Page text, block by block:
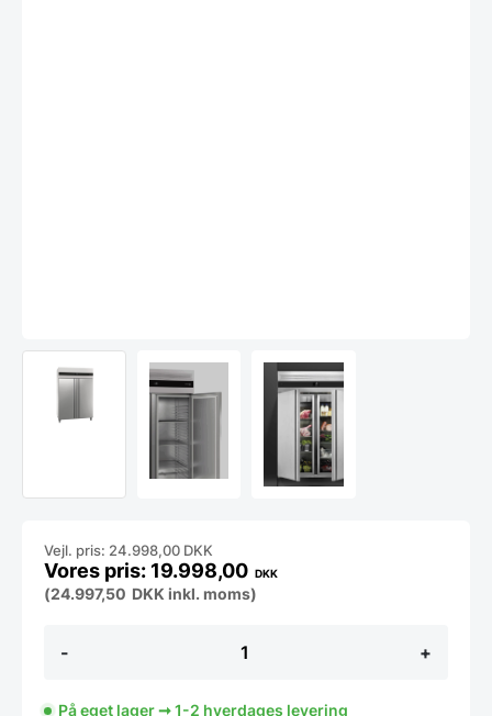
-
dobbelt
+
19.998,00 DKK
Vejl. pris: 24.998,00 DKK
(24.997,50 DKK inkl. moms)
På eget lager ➞ 1-2 hverdages levering